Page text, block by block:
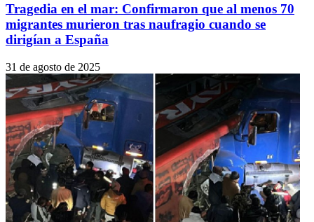
Tragedia en el mar: Confirmaron que al menos 70
migrantes murieron tras naufragio cuando se
dirigían a España
31 de agosto de 2025